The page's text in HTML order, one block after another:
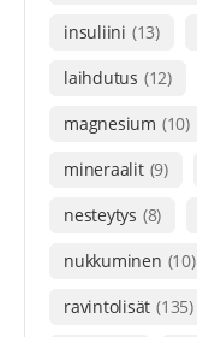
insuliini (13)
laihdutus (12)
magnesium (10)
mineraalit (9)
nesteytys (8)
nukkuminen (10)
ravintolisät (135)